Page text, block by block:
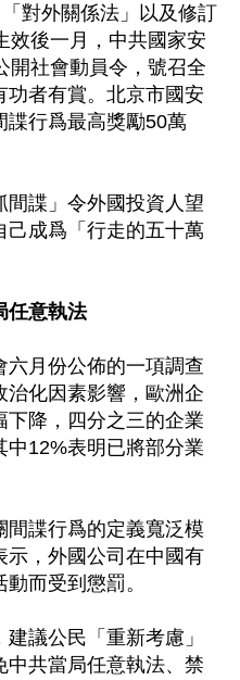
對外關係法」以及修訂
效後一月，中共國家安
開社會動員令，號召全
功者有賞。北京市國安
諜行爲最高獎勵50萬
間諜」令外國投資人望
己成爲「行走的五十萬
任意執法
月份公佈的一項調查
化因素影響，歐洲企
降，四分之三的企業
12%表明已將部分業
間諜行爲的定義寬泛模
示，外國公司在中國有
而受到懲罰。
議公民「重新考慮」
中共當局任意執法、禁